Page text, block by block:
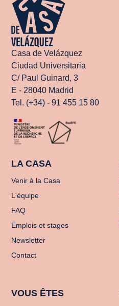
Casa de Velázquez
Ciudad Universitaria
C/ Paul Guinard, 3
E - 28040 Madrid
Tel. (+34) - 91 455 15 80
LA CASA
Venir à la Casa
L'équipe
FAQ
Emplois et stages
Newsletter
Contact
VOUS ÊTES